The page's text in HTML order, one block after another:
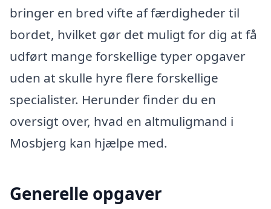
bringer en bred vifte af færdigheder til
bordet, hvilket gør det muligt for dig at få
udført mange forskellige typer opgaver
uden at skulle hyre flere forskellige
specialister. Herunder finder du en
oversigt over, hvad en altmuligmand i
Mosbjerg kan hjælpe med.
Generelle opgaver